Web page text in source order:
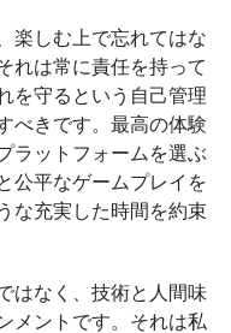
楽しむ上で忘れてはな
れは常に責任を持って
を守るという自己管理
べきです。最高の体験
ラットフォームを選ぶ
公平なゲームプレイを
な充実した時間を約束
はなく、技術と人間味
メントです。それは私